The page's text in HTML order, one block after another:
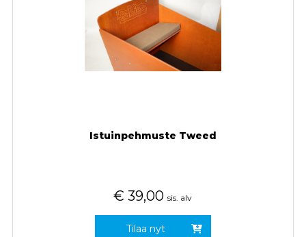
Istuinpehmuste Tweed
€ 39,00 sis. alv
Tilaa nyt